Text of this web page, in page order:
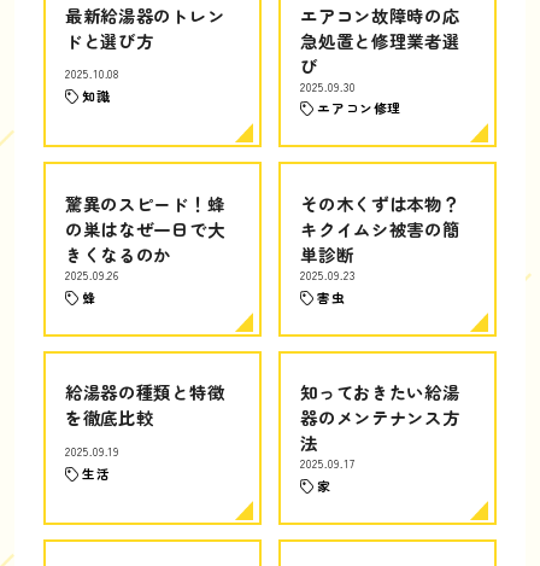
最新給湯器のトレン
ドと選び方
2025.10.08
知識
エアコン故障時の応
急処置と修理業者選
び
2025.09.30
エアコン修理
驚異のスピード！蜂
の巣はなぜ一日で大
きくなるのか
2025.09.26
蜂
その木くずは本物？
キクイムシ被害の簡
単診断
2025.09.23
害虫
給湯器の種類と特徴
を徹底比較
2025.09.19
生活
知っておきたい給湯
器のメンテナンス方
法
2025.09.17
家